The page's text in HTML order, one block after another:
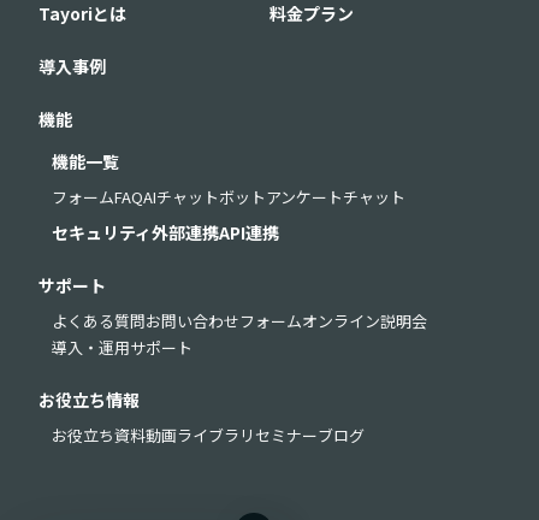
Tayoriとは 料金プラン
導入事例
機能
機能一覧
フォームFAQAIチャットボットアンケートチャット
セキュリティ外部連携API連携
サポート
よくある質問お問い合わせフォームオンライン説明会
導入・運用サポート
お役立ち情報
お役立ち資料動画ライブラリ セミナーブログ